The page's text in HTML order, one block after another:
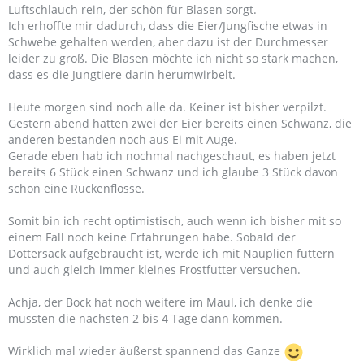
Luftschlauch rein, der schön für Blasen sorgt.
Ich erhoffte mir dadurch, dass die Eier/Jungfische etwas in
Schwebe gehalten werden, aber dazu ist der Durchmesser
leider zu groß. Die Blasen möchte ich nicht so stark machen,
dass es die Jungtiere darin herumwirbelt.
Heute morgen sind noch alle da. Keiner ist bisher verpilzt.
Gestern abend hatten zwei der Eier bereits einen Schwanz, die
anderen bestanden noch aus Ei mit Auge.
Gerade eben hab ich nochmal nachgeschaut, es haben jetzt
bereits 6 Stück einen Schwanz und ich glaube 3 Stück davon
schon eine Rückenflosse.
Somit bin ich recht optimistisch, auch wenn ich bisher mit so
einem Fall noch keine Erfahrungen habe. Sobald der
Dottersack aufgebraucht ist, werde ich mit Nauplien füttern
und auch gleich immer kleines Frostfutter versuchen.
Achja, der Bock hat noch weitere im Maul, ich denke die
müssten die nächsten 2 bis 4 Tage dann kommen.
Wirklich mal wieder äußerst spannend das Ganze